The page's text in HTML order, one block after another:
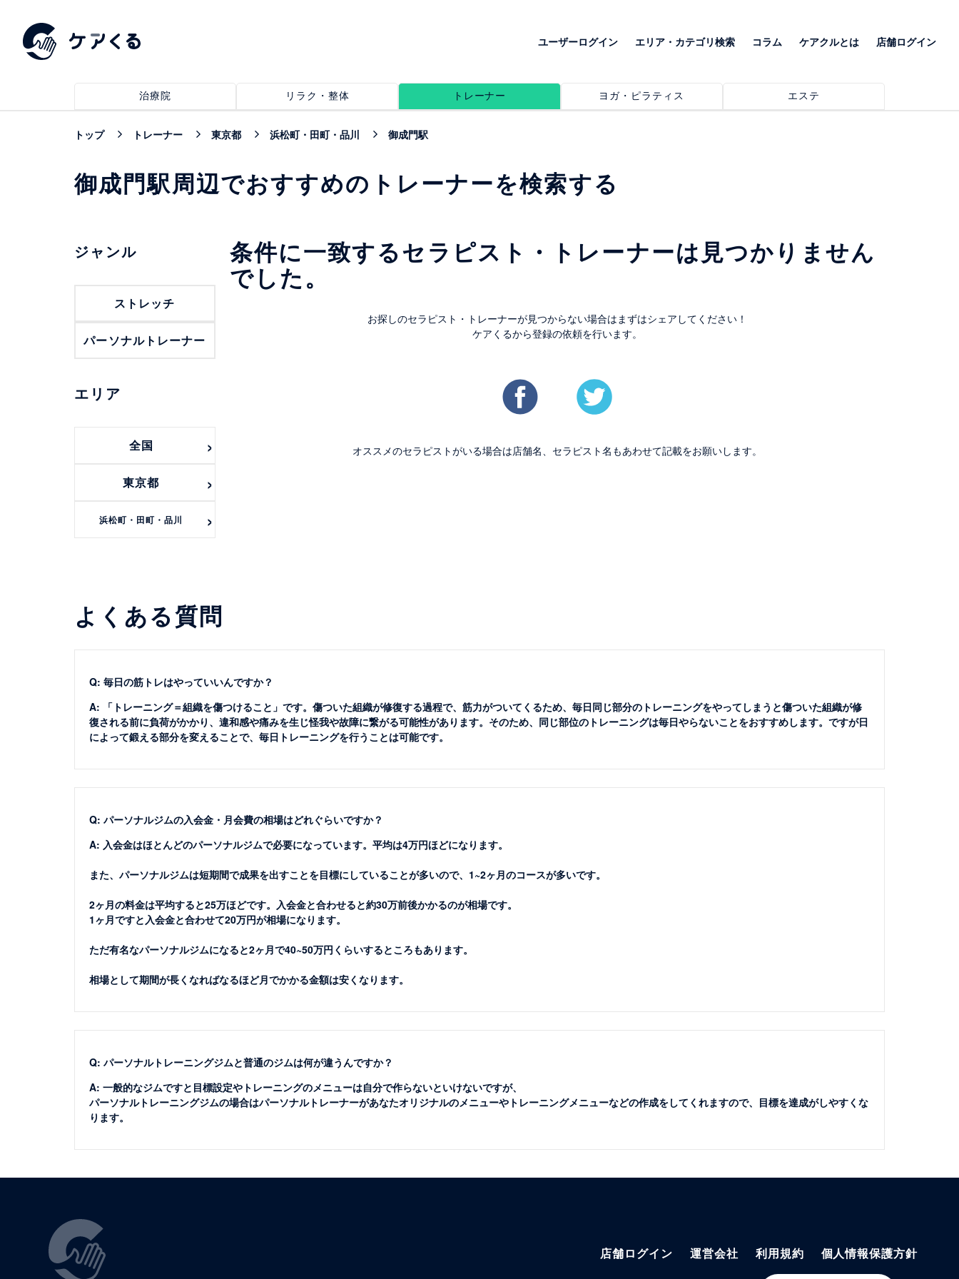
ユーザーログイン エリア・カテゴリ検索 コラム ケアクルとは 店舗ログイン
治療院 リラク・整体 トレーナー ヨガ・ピラティス エステ
トップ トレーナー 東京都 浜松町・田町・品川 御成門駅
御成門駅周辺でおすすめのトレーナーを検索する
ジャンル
ストレッチ
パーソナルトレーナー
エリア
全国
東京都
浜松町・田町・品川
条件に一致するセラピスト・トレーナーは見つかりません
でした。
お探しのセラピスト・トレーナーが見つからない場合はまずはシェアしてください！
ケアくるから登録の依頼を行います。
オススメのセラピストがいる場合は店舗名、セラピスト名もあわせて記載をお願いします。
よくある質問
Q: 毎日の筋トレはやっていいんですか？
A: 「トレーニング＝組織を傷つけること」です。傷ついた組織が修復する過程で、筋力がついてくるため、毎日同じ部分のトレーニングをやってしまうと傷ついた組織が修
復される前に負荷がかかり、違和感や痛みを生じ怪我や故障に繋がる可能性があります。そのため、同じ部位のトレーニングは毎日やらないことをおすすめします。ですが日
によって鍛える部分を変えることで、毎日トレーニングを行うことは可能です。
Q: パーソナルジムの入会金・月会費の相場はどれぐらいですか？
A: 入会金はほとんどのパーソナルジムで必要になっています。平均は4万円ほどになります。
また、パーソナルジムは短期間で成果を出すことを目標にしていることが多いので、1~2ヶ月のコースが多いです。
2ヶ月の料金は平均すると25万ほどです。入会金と合わせると約30万前後かかるのが相場です。
1ヶ月ですと入会金と合わせて20万円が相場になります。
ただ有名なパーソナルジムになると2ヶ月で40~50万円くらいするところもあります。
相場として期間が長くなればなるほど月でかかる金額は安くなります。
Q: パーソナルトレーニングジムと普通のジムは何が違うんですか？
A: 一般的なジムですと目標設定やトレーニングのメニューは自分で作らないといけないですが、
パーソナルトレーニングジムの場合はパーソナルトレーナーがあなたオリジナルのメニューやトレーニングメニューなどの作成をしてくれますので、目標を達成がしやすくな
ります。
店舗ログイン 運営会社 利用規約 個人情報保護方針